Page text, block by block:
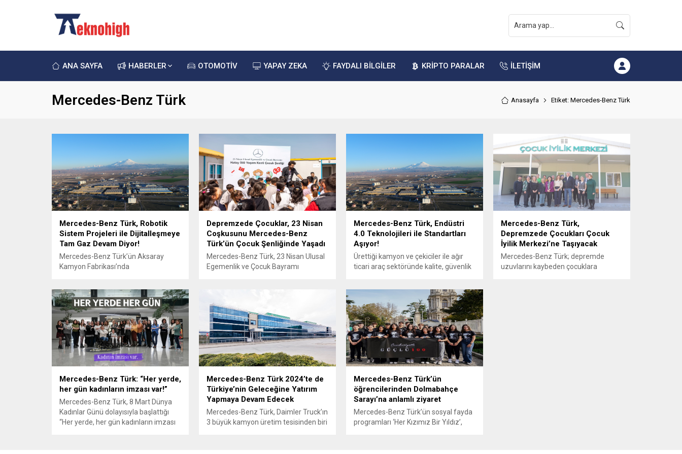
ANA SAYFA HABERLER OTOMOTİV YAPAY ZEKA FAYDALI BİLGİLER KRİPTO PARALAR İLETİŞİM
Mercedes-Benz Türk Anasayfa Etiket: Mercedes-Benz Türk
Mercedes-Benz Türk, Robotik
Sistem Projeleri ile Dijitalleşmeye
Tam Gaz Devam Diyor!
Mercedes-Benz Türk’ün Aksaray
Kamyon Fabrikası’nda
projesi hayata geçti. Daimler Truck’ın
Brezilya ve Almanya’daki fabrikaları
ile beraber global olarak eş zamanlı
gerçekleştirilen projede, sigorta
montaj ve kalite kontrolü ilk defa bir
arada yapılıyor. Aksaray Kamyon
Fabrikası’nda ürettiği kamyon ve
çekiciler ile müşterilerine üst...
Depremzede Çocuklar, 23 Nisan
Coşkusunu Mercedes-Benz
Türk’ün Çocuk Şenliğinde Yaşadı
Mercedes-Benz Türk, 23 Nisan Ulusal
Egemenlik ve Çocuk Bayramı
Kahramanmaraş depremlerinin
ardından depremzede çocukların
tekrar yaşama sarılmaları için pek çok
projeyi hayata geçiren Mercedes-
Benz Türk, 23 Nisan Ulusal Egemenlik
ve Çocuk Bayramı
kapsamında Hatay İSO Yaşam
Kenti’ndeki çocukların bayram
coşkusunu hep birlikte...
Mercedes-Benz Türk, Endüstri
4.0 Teknolojileri ile Standartları
Aşıyor!
Ürettiği kamyon ve çekiciler ile ağır
ticari araç sektöründe kalite, güvenlik
Kamyon Fabrikası’nda açtığı yeni
yağmurlama test standına sahip tesis
ile kalite kontrol ve test
teknolojilerindeki öncülüğünü
pekiştiriyor. Endüstri 4.0 teknolojileri
referans alınarak tasarlanan ve
otomatik çalışan yeni tesiste araçlar,
80 km/h hızla...
Mercedes-Benz Türk,
Depremzede Çocukları Çocuk
İyilik Merkezi’ne Taşıyacak
Mercedes-Benz Türk; depremde
uzuvlarını kaybeden çocuklara
Mercedes-Benz Türk: “Her yerde,
her gün kadınların imzası var!”
Mercedes-Benz Türk, 8 Mart Dünya
Kadınlar Günü dolayısıyla başlattığı
“Her yerde, her gün kadınların imzası
Mercedes-Benz Türk 2024’te de
Türkiye’nin Geleceğine Yatırım
Yapmaya Devam Edecek
Mercedes-Benz Türk, Daimler Truck’ın
3 büyük kamyon üretim tesisinden biri
Mercedes-Benz Türk’ün
öğrencilerinden Dolmabahçe
Sarayı’na anlamlı ziyaret
Mercedes-Benz Türk’ün sosyal fayda
programları ‘Her Kızımız Bir Yıldız’,